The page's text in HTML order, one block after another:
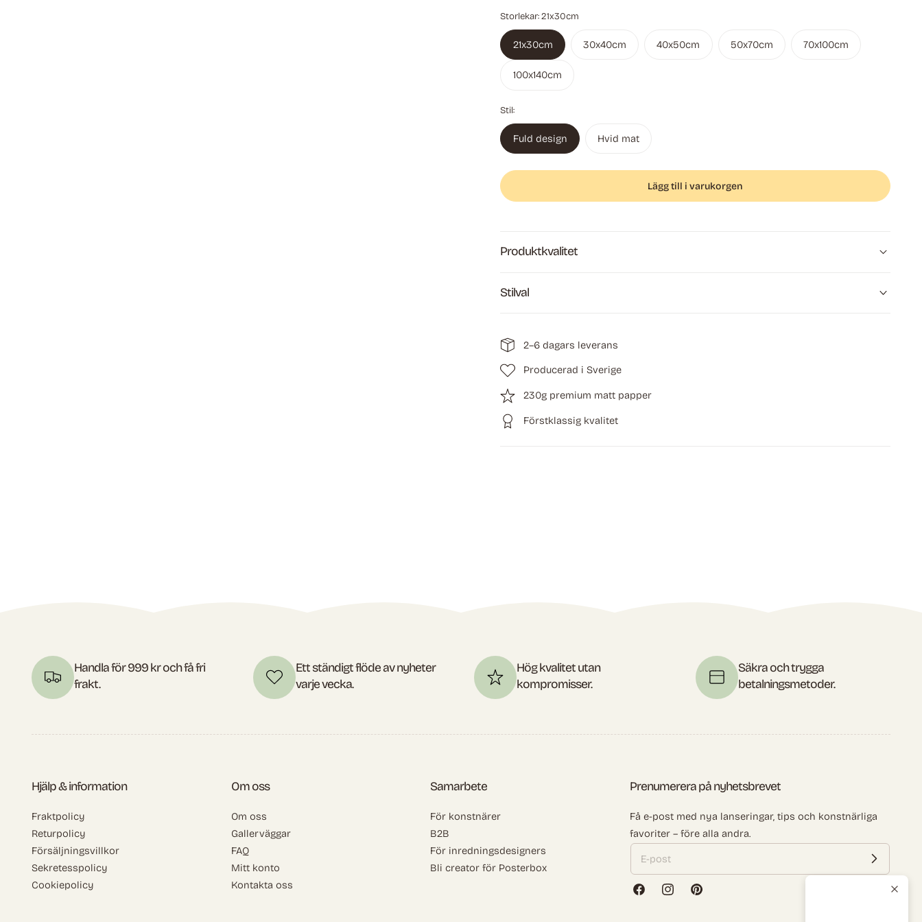
Storlekar:21x30cm
21x30cm 30x40cm 40x50cm 50x70cm 70x100cm
100x140cm
Stil:
Fuld design Hvid mat
Lägg till i varukorgen
Produktkvalitet
Stilval
2–6 dagars leverans
Producerad i Sverige
230g premium matt papper
Förstklassig kvalitet
Handla för 999 kr och få fri
frakt.
Ett ständigt flöde av nyheter
varje vecka.
Hög kvalitet utan
kompromisser.
Säkra och trygga
betalningsmetoder.
Hjälp & information
Fraktpolicy
Returpolicy
Försäljningsvillkor
Sekretesspolicy
Cookiepolicy
Om oss
Om oss
Gallerväggar
FAQ
Mitt konto
Kontakta oss
Samarbete
För konstnärer
B2B
För inredningsdesigners
Bli creator för Posterbox
Prenumerera på nyhetsbrevet
Få e-post med nya lanseringar, tips och konstnärliga
favoriter – före alla andra.
FacebookInstagramPinterest